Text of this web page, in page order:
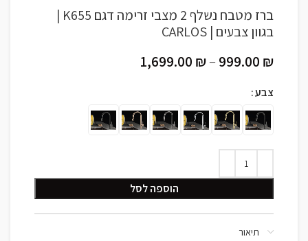
ברז מטבח נשלף 2 מצבי זרימה דגם K655 |
בגוון צבעים | CARLOS
999.00 ₪
–
1,699.00 ₪
צבע
הוספה לסל
תיאור